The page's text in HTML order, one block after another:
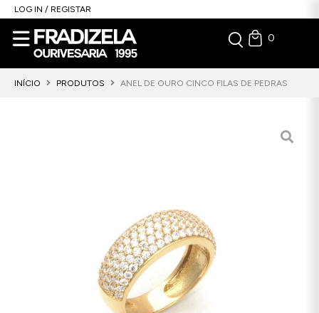
LOG IN / REGISTAR
0
INÍCIO PRODUTOS ANEL DE OURO CINCO FILAS DE PEDRAS